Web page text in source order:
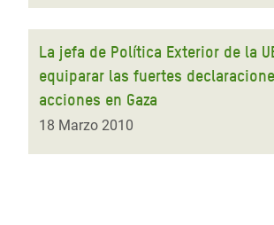
La jefa de Política Exterior de la
equiparar las fuertes
acciones en Gaza
18 Marzo 2010